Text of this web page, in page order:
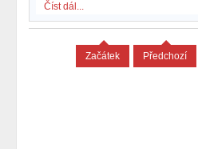
Číst dál...
Začátek Předchozí